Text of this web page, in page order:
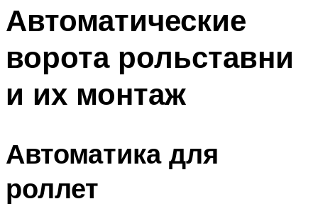
Автоматические
ворота рольставни
и их монтаж
Автоматика для
роллет